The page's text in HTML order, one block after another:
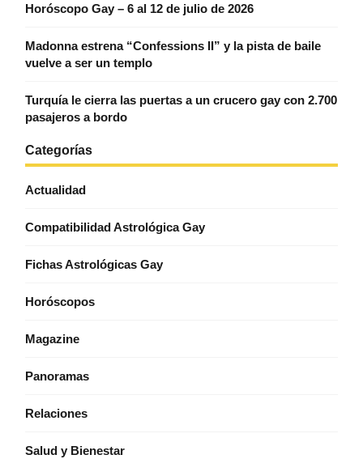
Horóscopo Gay – 6 al 12 de julio de 2026
Madonna estrena “Confessions II” y la pista de baile
vuelve a ser un templo
Turquía le cierra las puertas a un crucero gay con 2.700
pasajeros a bordo
Categorías
Actualidad
Compatibilidad Astrológica Gay
Fichas Astrológicas Gay
Horóscopos
Magazine
Panoramas
Relaciones
Salud y Bienestar